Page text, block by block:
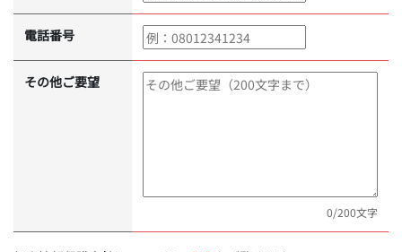
電話番号
その他ご要望
0/200文字